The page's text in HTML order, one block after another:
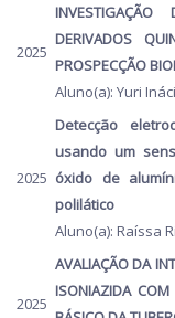
2025
DERIVADOS
PROSPECÇÃO
Aluno(a): Yuri
2025
Detecção
usando um
óxido de
polilático
Aluno(a): Raíssa
2025
AVALIAÇÃO DA
ISONIAZIDA COM